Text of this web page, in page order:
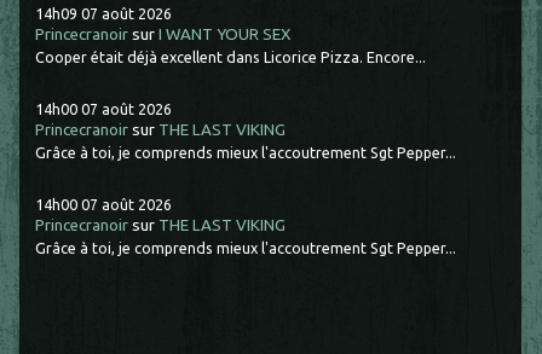
14h09 07 août 2026
Princecranoir surI WANT YOUR SEX
Cooper était déjà excellent dans Licorice Pizza. Encore...
14h00 07 août 2026
Princecranoir sur THE LAST VIKING
Grâce à toi, je comprends mieux l'accoutrement Sgt Pepper...
14h00 07 août 2026
Princecranoir sur THE LAST VIKING
Grâce à toi, je comprends mieux l'accoutrement Sgt Pepper...